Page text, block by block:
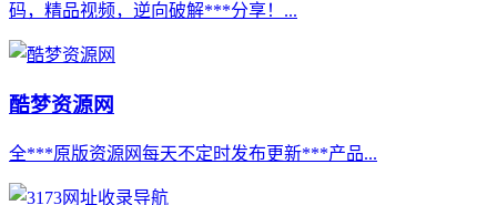
码，精品视频，逆向破解***分享！...
酷梦资源网
全***原版资源网每天不定时发布更新***产品...